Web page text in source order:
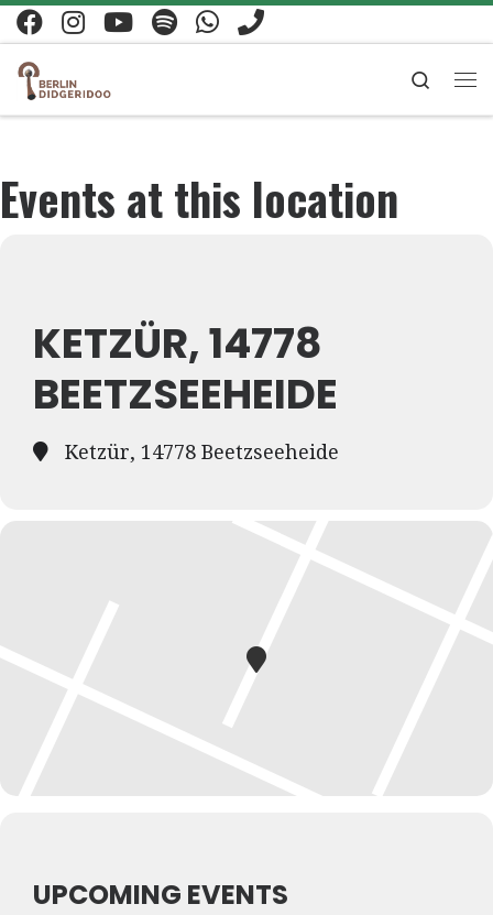
Zum Inhalt springen
Search
Events at this location
KETZÜR, 14778
BEETZSEEHEIDE
Ketzür, 14778 Beetzseeheide
UPCOMING EVENTS